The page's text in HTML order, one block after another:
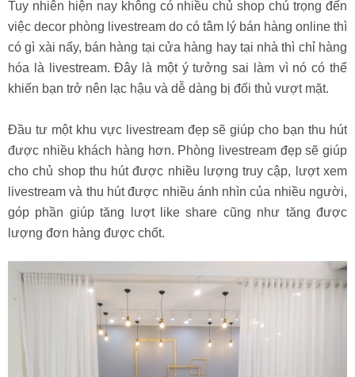
Tuy nhiên hiện nay không có nhiều chủ shop chú trọng đến
việc decor phòng livestream do có tâm lý bán hàng online thì
có gì xài nấy, bán hàng tại cửa hàng hay tại nhà thì chỉ hàng
hóa là livestream. Đây là một ý tưởng sai làm vì nó có thể
khiến bạn trở nên lạc hậu và dễ dàng bị đối thủ vượt mặt.
Đầu tư một khu vực livestream đẹp sẽ giúp cho bạn thu hút
được nhiều khách hàng hơn. Phòng livestream đẹp sẽ giúp
cho chủ shop thu hút được nhiều lượng truy cập, lượt xem
livestream và thu hút được nhiều ánh nhìn của nhiều người,
góp phần giúp tăng lượt like share cũng như tăng được
lượng đơn hàng được chốt.